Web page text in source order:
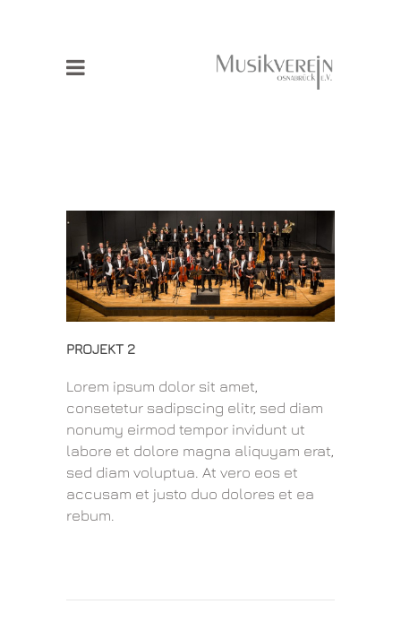
PROJEKT 2
Lorem ipsum dolor sit amet,
consetetur sadipscing elitr, sed diam
nonumy eirmod tempor invidunt ut
labore et dolore magna aliquyam erat,
sed diam voluptua. At vero eos et
accusam et justo duo dolores et ea
rebum.